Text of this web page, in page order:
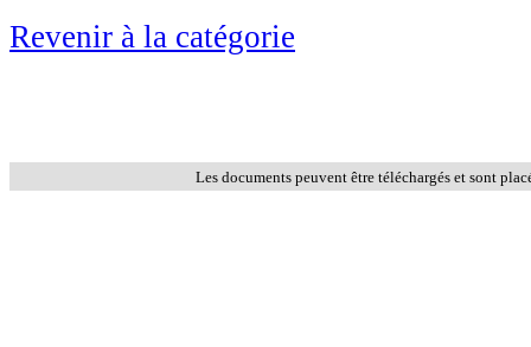
Revenir à la catégorie
Les documents peuvent être téléchargés et sont